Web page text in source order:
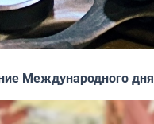
Международного